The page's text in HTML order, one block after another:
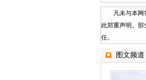
凡未与本网签
此郑重声明。
任。
图文频道